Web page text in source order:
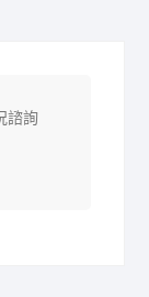
諮詢